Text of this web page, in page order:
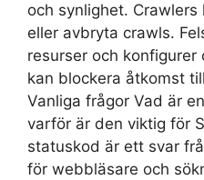
och synlighet.
eller avbryta crawls.
resurser och konfigurer
kan blockera åtkomst
Vanliga frågor Vad är
varför är den viktig för
statuskod är ett svar
för webbläsare och